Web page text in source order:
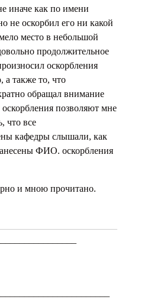
иначе как по имени
не оскорбил его ни какой
место в небольшой
продолжительное
оскорбления
а также то, что
обращал внимание
позволяют мне
что все
кафедры слышали, как
ФИО. оскорбления
и мною прочитано.